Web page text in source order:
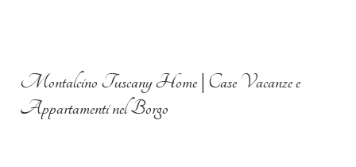
Montalcino Tuscany Home | Case Vacanze e
Appartamenti nel Borgo